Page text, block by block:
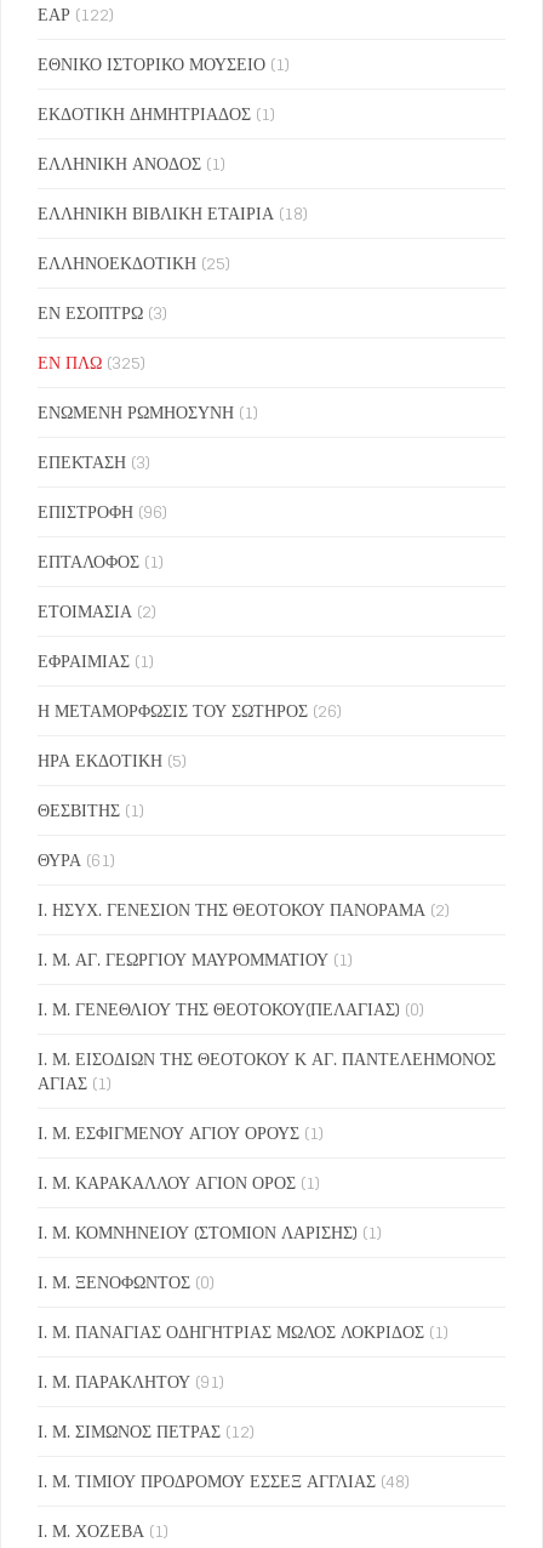
ΕΑΡ (122)
ΕΘΝΙΚΟ ΙΣΤΟΡΙΚΟ ΜΟΥΣΕΙΟ (1)
ΕΚΔΟΤΙΚΗ ΔΗΜΗΤΡΙΑΔΟΣ (1)
ΕΛΛΗΝΙΚΗ ΑΝΟΔΟΣ (1)
ΕΛΛΗΝΙΚΗ ΒΙΒΛΙΚΗ ΕΤΑΙΡΙΑ (18)
ΕΛΛΗΝΟΕΚΔΟΤΙΚΗ (25)
ΕΝ ΕΣΟΠΤΡΩ (3)
ΕΝ ΠΛΩ (325)
ΕΝΩΜΕΝΗ ΡΩΜΗΟΣΥΝΗ (1)
ΕΠΕΚΤΑΣΗ (3)
ΕΠΙΣΤΡΟΦΗ (96)
ΕΠΤΑΛΟΦΟΣ (1)
ΕΤΟΙΜΑΣΙΑ (2)
ΕΦΡΑΙΜΙΑΣ (1)
Η ΜΕΤΑΜΟΡΦΩΣΙΣ ΤΟΥ ΣΩΤΗΡΟΣ (26)
ΗΡΑ ΕΚΔΟΤΙΚΗ (5)
ΘΕΣΒΙΤΗΣ (1)
ΘΥΡΑ (61)
Ι. ΗΣΥΧ. ΓΕΝΕΣΙΟΝ ΤΗΣ ΘΕΟΤΟΚΟΥ ΠΑΝΟΡΑΜΑ (2)
Ι. Μ. ΑΓ. ΓΕΩΡΓΙΟΥ ΜΑΥΡΟΜΜΑΤΙΟΥ (1)
Ι. Μ. ΓΕΝΕΘΛΙΟΥ ΤΗΣ ΘΕΟΤΟΚΟΥ(ΠΕΛΑΓΙΑΣ) (0)
Ι. Μ. ΕΙΣΟΔΙΩΝ ΤΗΣ ΘΕΟΤΟΚΟΥ Κ ΑΓ. ΠΑΝΤΕΛΕΗΜΟΝΟΣ
ΑΓΙΑΣ (1)
Ι. Μ. ΕΣΦΙΓΜΕΝΟΥ ΑΓΙΟΥ ΟΡΟΥΣ (1)
Ι. Μ. ΚΑΡΑΚΑΛΛΟΥ ΑΓΙΟΝ ΟΡΟΣ (1)
Ι. Μ. ΚΟΜΝΗΝΕΙΟΥ (ΣΤΟΜΙΟΝ ΛΑΡΙΣΗΣ) (1)
Ι. Μ. ΞΕΝΟΦΩΝΤΟΣ (0)
Ι. Μ. ΠΑΝΑΓΙΑΣ ΟΔΗΓΗΤΡΙΑΣ ΜΩΛΟΣ ΛΟΚΡΙΔΟΣ (1)
Ι. Μ. ΠΑΡΑΚΛΗΤΟΥ (91)
Ι. Μ. ΣΙΜΩΝΟΣ ΠΕΤΡΑΣ (12)
Ι. Μ. ΤΙΜΙΟΥ ΠΡΟΔΡΟΜΟΥ ΕΣΣΕΞ ΑΓΓΛΙΑΣ (48)
Ι. Μ. ΧΟΖΕΒΑ (1)